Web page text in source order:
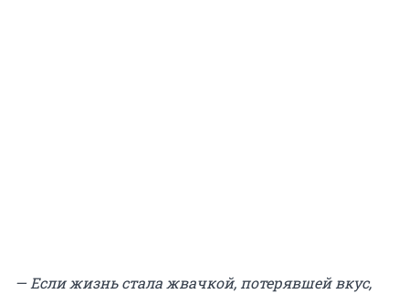
— Если жизнь стала жвачкой, потерявшей вкус,